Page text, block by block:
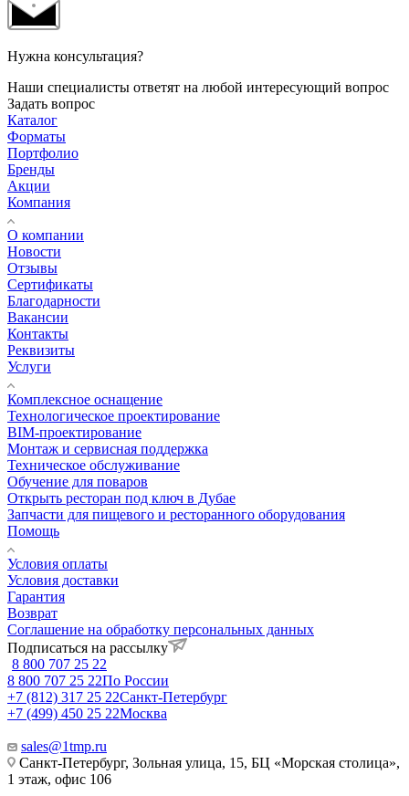
Нужна консультация?
Наши специалисты ответят на любой интересующий вопрос
Задать вопрос
Каталог
Форматы
Портфолио
Бренды
Акции
Компания
О компании
Новости
Отзывы
Сертификаты
Благодарности
Вакансии
Контакты
Реквизиты
Услуги
Комплексное оснащение
Технологическое проектирование
BIM-проектирование
Монтаж и сервисная поддержка
Техническое обслуживание
Обучение для поваров
Открыть ресторан под ключ в Дубае
Запчасти для пищевого и ресторанного оборудования
Помощь
Условия оплаты
Условия доставки
Гарантия
Возврат
Соглашение на обработку персональных данных
Подписаться на рассылку
8 800 707 25 22
8 800 707 25 22По России
+7 (812) 317 25 22Санкт-Петербург
+7 (499) 450 25 22Москва
sales@1tmp.ru
Санкт-Петербург, Зольная улица, 15, БЦ «Морская столица»,
1 этаж, офис 106